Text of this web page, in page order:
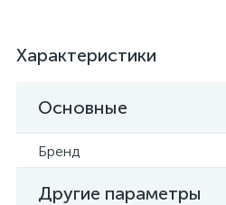
Характеристики
Основные
Бренд
Другие параметры